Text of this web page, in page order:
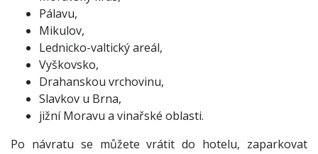
Pálavu,
Mikulov,
Lednicko-valtický areál,
Vyškovsko,
Drahanskou vrchovinu,
Slavkov u Brna,
jižní Moravu a vinařské oblasti.
Po návratu se můžete vrátit do hotelu, zaparkovat